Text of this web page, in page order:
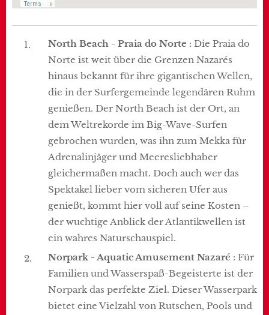
North Beach - Praia do Norte : Die Praia do
Norte ist weit über die Grenzen Nazarés
hinaus bekannt für ihre gigantischen Wellen,
die in der Surfergemeinde legendären Ruhm
genießen. Der North Beach ist der Ort, an
dem Weltrekorde im Big-Wave-Surfen
gebrochen wurden, was ihn zum Mekka für
Adrenalinjäger und Meeresliebhaber
gleichermaßen macht. Doch auch wer das
Spektakel lieber vom sicheren Ufer aus
genießt, kommt hier voll auf seine Kosten –
der wuchtige Anblick der Atlantikwellen ist
ein wahres Naturschauspiel.
Norpark - Aquatic Amusement Nazaré : Für
Familien und Wasserspaß-Begeisterte ist der
Norpark das perfekte Ziel. Dieser Wasserpark
bietet eine Vielzahl von Rutschen, Pools und